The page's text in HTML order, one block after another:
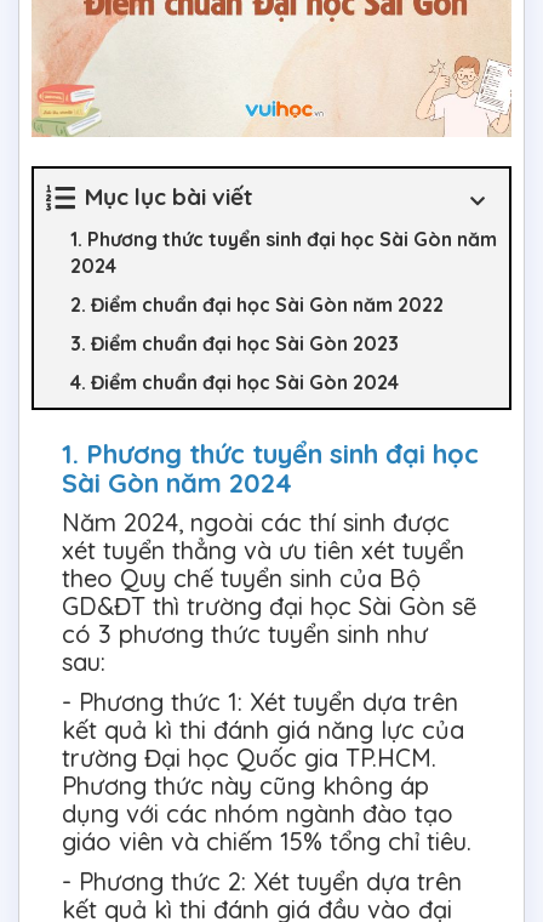
Mục lục bài viết
1. Phương thức tuyển sinh đại học Sài Gòn năm
2024
2. Điểm chuẩn đại học Sài Gòn năm 2022
3. Điểm chuẩn đại học Sài Gòn 2023
4. Điểm chuẩn đại học Sài Gòn 2024
1. Phương thức tuyển sinh đại học
Sài Gòn năm 2024
Năm 2024, ngoài các thí sinh được
xét tuyển thẳng và ưu tiên xét tuyển
theo Quy chế tuyển sinh của Bộ
GD&ĐT thì trường đại học Sài Gòn sẽ
có 3 phương thức tuyển sinh như
sau:
- Phương thức 1: Xét tuyển dựa trên
kết quả kì thi đánh giá năng lực của
trường Đại học Quốc gia TP.HCM.
Phương thức này cũng không áp
dụng với các nhóm ngành đào tạo
giáo viên và chiếm 15% tổng chỉ tiêu.
- Phương thức 2: Xét tuyển dựa trên
kết quả kì thi đánh giá đầu vào đại